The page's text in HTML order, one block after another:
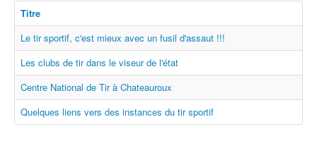
Titre
Le tir sportif, c'est mieux avec un fusil d'assaut !!!
Les clubs de tir dans le viseur de l'état
Centre National de Tir à Chateauroux
Quelques liens vers des instances du tir sportif